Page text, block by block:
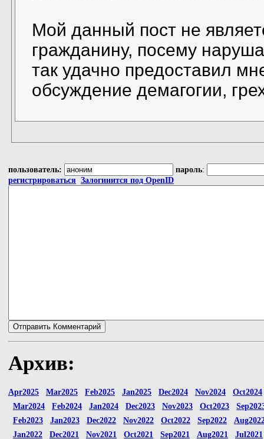
Мой данный пост не
гражданину, посему
так удачно предоставил
обсуждение демагогии,
пользователь: пароль:
регистрироваться Залогинится под OpenID
Архив:
Apr2025 Mar2025 Feb2025 Jan2025 Dec2024 Nov2024
Oct2024
Mar2024
Feb2024 Jan2024 Dec2023 Nov2023 Oct2023
Feb2023
Jan2023 Dec2022 Nov2022 Oct2022 Sep2022
Jan2022
Dec2021 Nov2021 Oct2021 Sep2021 Aug2021 Jul2021